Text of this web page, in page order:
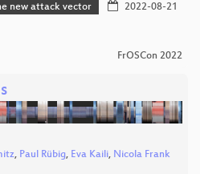
new attack vector
2022-08-21
FrOSCon 2022
, Paul Rübig, Eva Kaili, Nicola Frank